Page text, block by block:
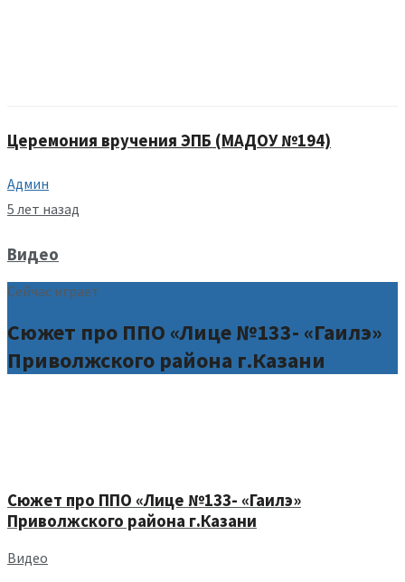
Церемония вручения ЭПБ (МАДОУ №194)
Админ
5 лет назад
Видео
Сейчас играет
Сюжет про ППО «Лице №133- «Гаилэ»
Приволжского района г.Казани
Сюжет про ППО «Лице №133- «Гаилэ»
Приволжского района г.Казани
Видео